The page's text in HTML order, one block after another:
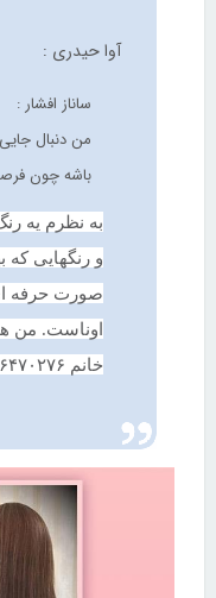
آوا حیدری :
ساناز افشار :
من دنبال
باشه چون
به نظرم یه
و رنگهایی که
صورت حرفه ای
اوناست. من
خانم